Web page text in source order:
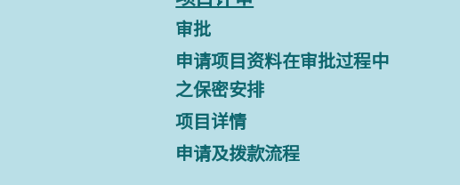
审批
申请项目资料在审批过程中
之保密安排
项目详情
申请及拨款流程